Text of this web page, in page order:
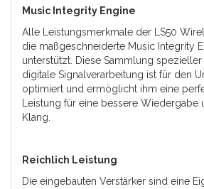
Music Integrity Engine
Alle Leistungsmerkmale der LS50
die maßgeschneiderte Music Integrity
unterstützt. Diese Sammlung
digitale Signalverarbeitung ist für den
optimiert und ermöglicht ihm eine
Leistung für eine bessere Wiedergabe
Klang.
Reichlich Leistung
Die eingebauten Verstärker sind eine